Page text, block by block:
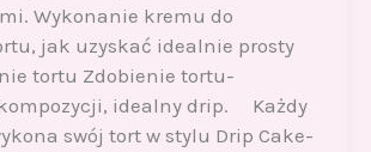
Wykonanie kremu do
jak uzyskać idealnie prosty
tortu Zdobienie tortu-
idealny drip. Każdy
swój tort w stylu Drip Cake-